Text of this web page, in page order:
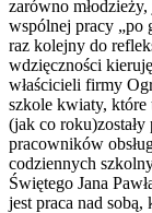
zarówno
wspólnej pracy „po
raz kolejny do
wdzięczności
właścicieli firmy
szkole kwiaty, które
(jak co roku)zostały
pracowników
codziennych
Świętego Jana
jest praca nad